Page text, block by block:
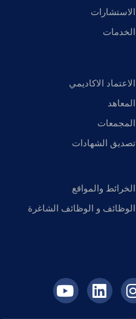
الاستشارات
الخدمات
الاعتماد الاكاديمي
المعاهد
المجمعات
تصديق الشهادات
الخرائط والمواقع
الوظائف و الوظائف الشاغرة